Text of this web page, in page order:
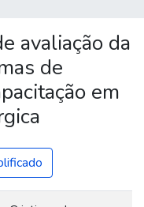
avaliação da
de
em